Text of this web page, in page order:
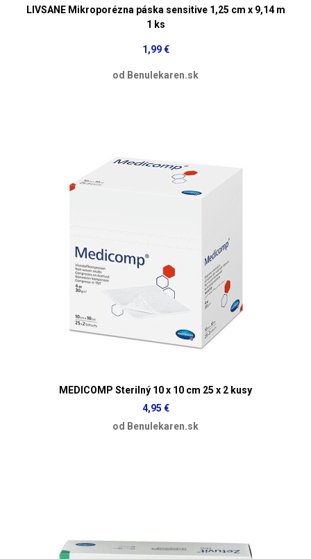
LIVSANE Mikroporézna páska sensitive 1,25 cm x 9,14 m
1 ks
1,99 €
od Benulekaren.sk
MEDICOMP Sterilný 10 x 10 cm 25 x 2 kusy
4,95 €
od Benulekaren.sk